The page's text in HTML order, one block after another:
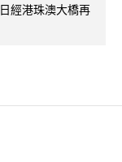
經港珠澳大橋再